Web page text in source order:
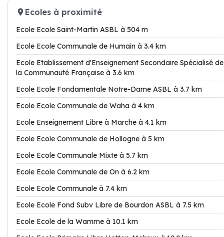
Ecoles à proximité
Ecole Ecole Saint-Martin ASBL à 504 m
Ecole Ecole Communale de Humain à 3.4 km
Ecole Etablissement d'Enseignement Secondaire Spécialisé de
la Communauté Française à 3.6 km
Ecole Ecole Fondamentale Notre-Dame ASBL à 3.7 km
Ecole Ecole Communale de Waha à 4 km
Ecole Enseignement Libre à Marche à 4.1 km
Ecole Ecole Communale de Hollogne à 5 km
Ecole Ecole Communale Mixte à 5.7 km
Ecole Ecole Communale de On à 6.2 km
Ecole Ecole Communale à 7.4 km
Ecole Ecole Fond Subv Libre de Bourdon ASBL à 7.5 km
Ecole Ecole de la Wamme à 10.1 km